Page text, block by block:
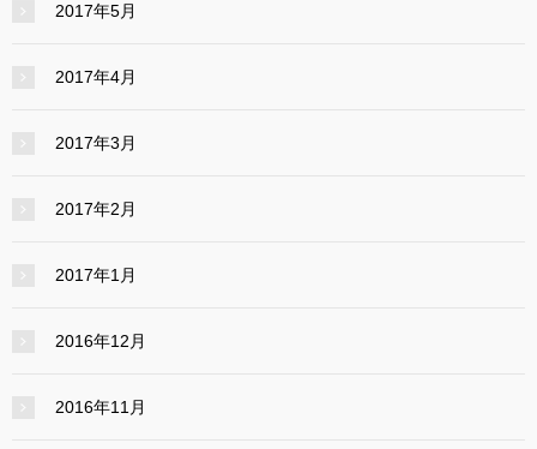
2017年5月
2017年4月
2017年3月
2017年2月
2017年1月
2016年12月
2016年11月